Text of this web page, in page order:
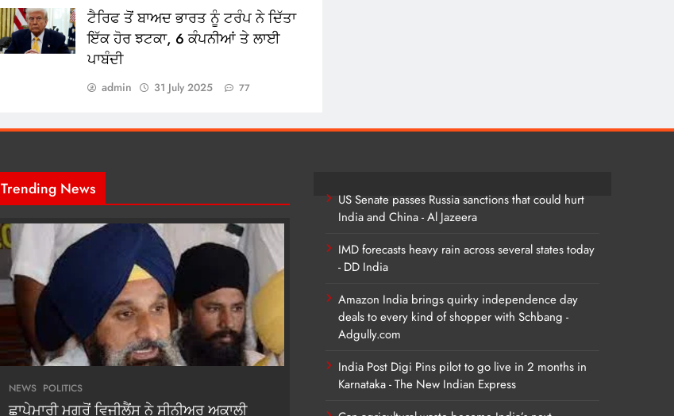
ਟੈਰਿਫ ਤੋਂ ਬਾਅਦ ਭਾਰਤ ਨੂੰ ਟਰੰਪ ਨੇ ਦਿੱਤਾ
ਇੱਕ ਹੋਰ ਝਟਕਾ, 6 ਕੰਪਨੀਆਂ ਤੇ ਲਾਈ
ਪਾਬੰਦੀ
admin 31 July 2025 77
Trending News
NEWS POLITICS
ਛਾਪੇਮਾਰੀ ਮਗਰੋਂ ਵਿਜੀਲੈਂਸ ਨੇ ਸੀਨੀਅਰ ਅਕਾਲੀ
US Senate passes Russia sanctions that could hurt
India and China - Al Jazeera
IMD forecasts heavy rain across several states today
- DD India
Amazon India brings quirky independence day
deals to every kind of shopper with Schbang -
Adgully.com
India Post Digi Pins pilot to go live in 2 months in
Karnataka - The New Indian Express